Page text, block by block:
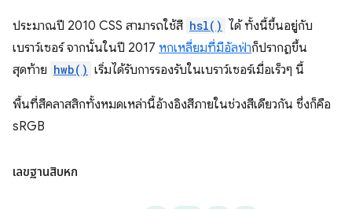
ประมาณปี 2010 CSS สามารถใช้สี hsl() ได้ ทั้งนี้ขึ้นอยู่กับ
เบราว์เซอร์ จากนั้นในปี 2017 หกเหลี่ยมที่มีอัลฟ่าก็ปรากฏขึ้น
สุดท้าย hwb() เริ่มได้รับการรองรับในเบราว์เซอร์เมื่อเร็วๆ นี้
พื้นที่สีคลาสสิกทั้งหมดเหล่านี้อ้างอิงสีภายในช่วงสีเดียวกัน ซึ่งก็คือ
sRGB
เลขฐานสิบหก